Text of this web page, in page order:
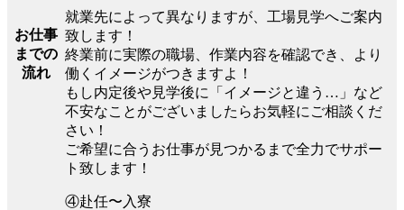
お仕事
までの
流れ
就業先によって異なりますが、工場見学へご案内
致します！
終業前に実際の職場、作業内容を確認でき、より
働くイメージがつきますよ！
もし内定後や見学後に「イメージと違う…」など
不安なことがございましたらお気軽にご相談くだ
さい！
ご希望に合うお仕事が見つかるまで全力でサポー
ト致します！
④赴任〜入寮